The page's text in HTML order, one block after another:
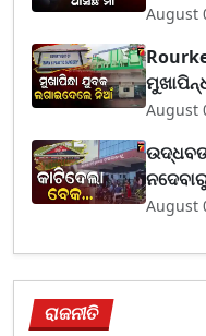
August
August
August
ରାଜନୀତି